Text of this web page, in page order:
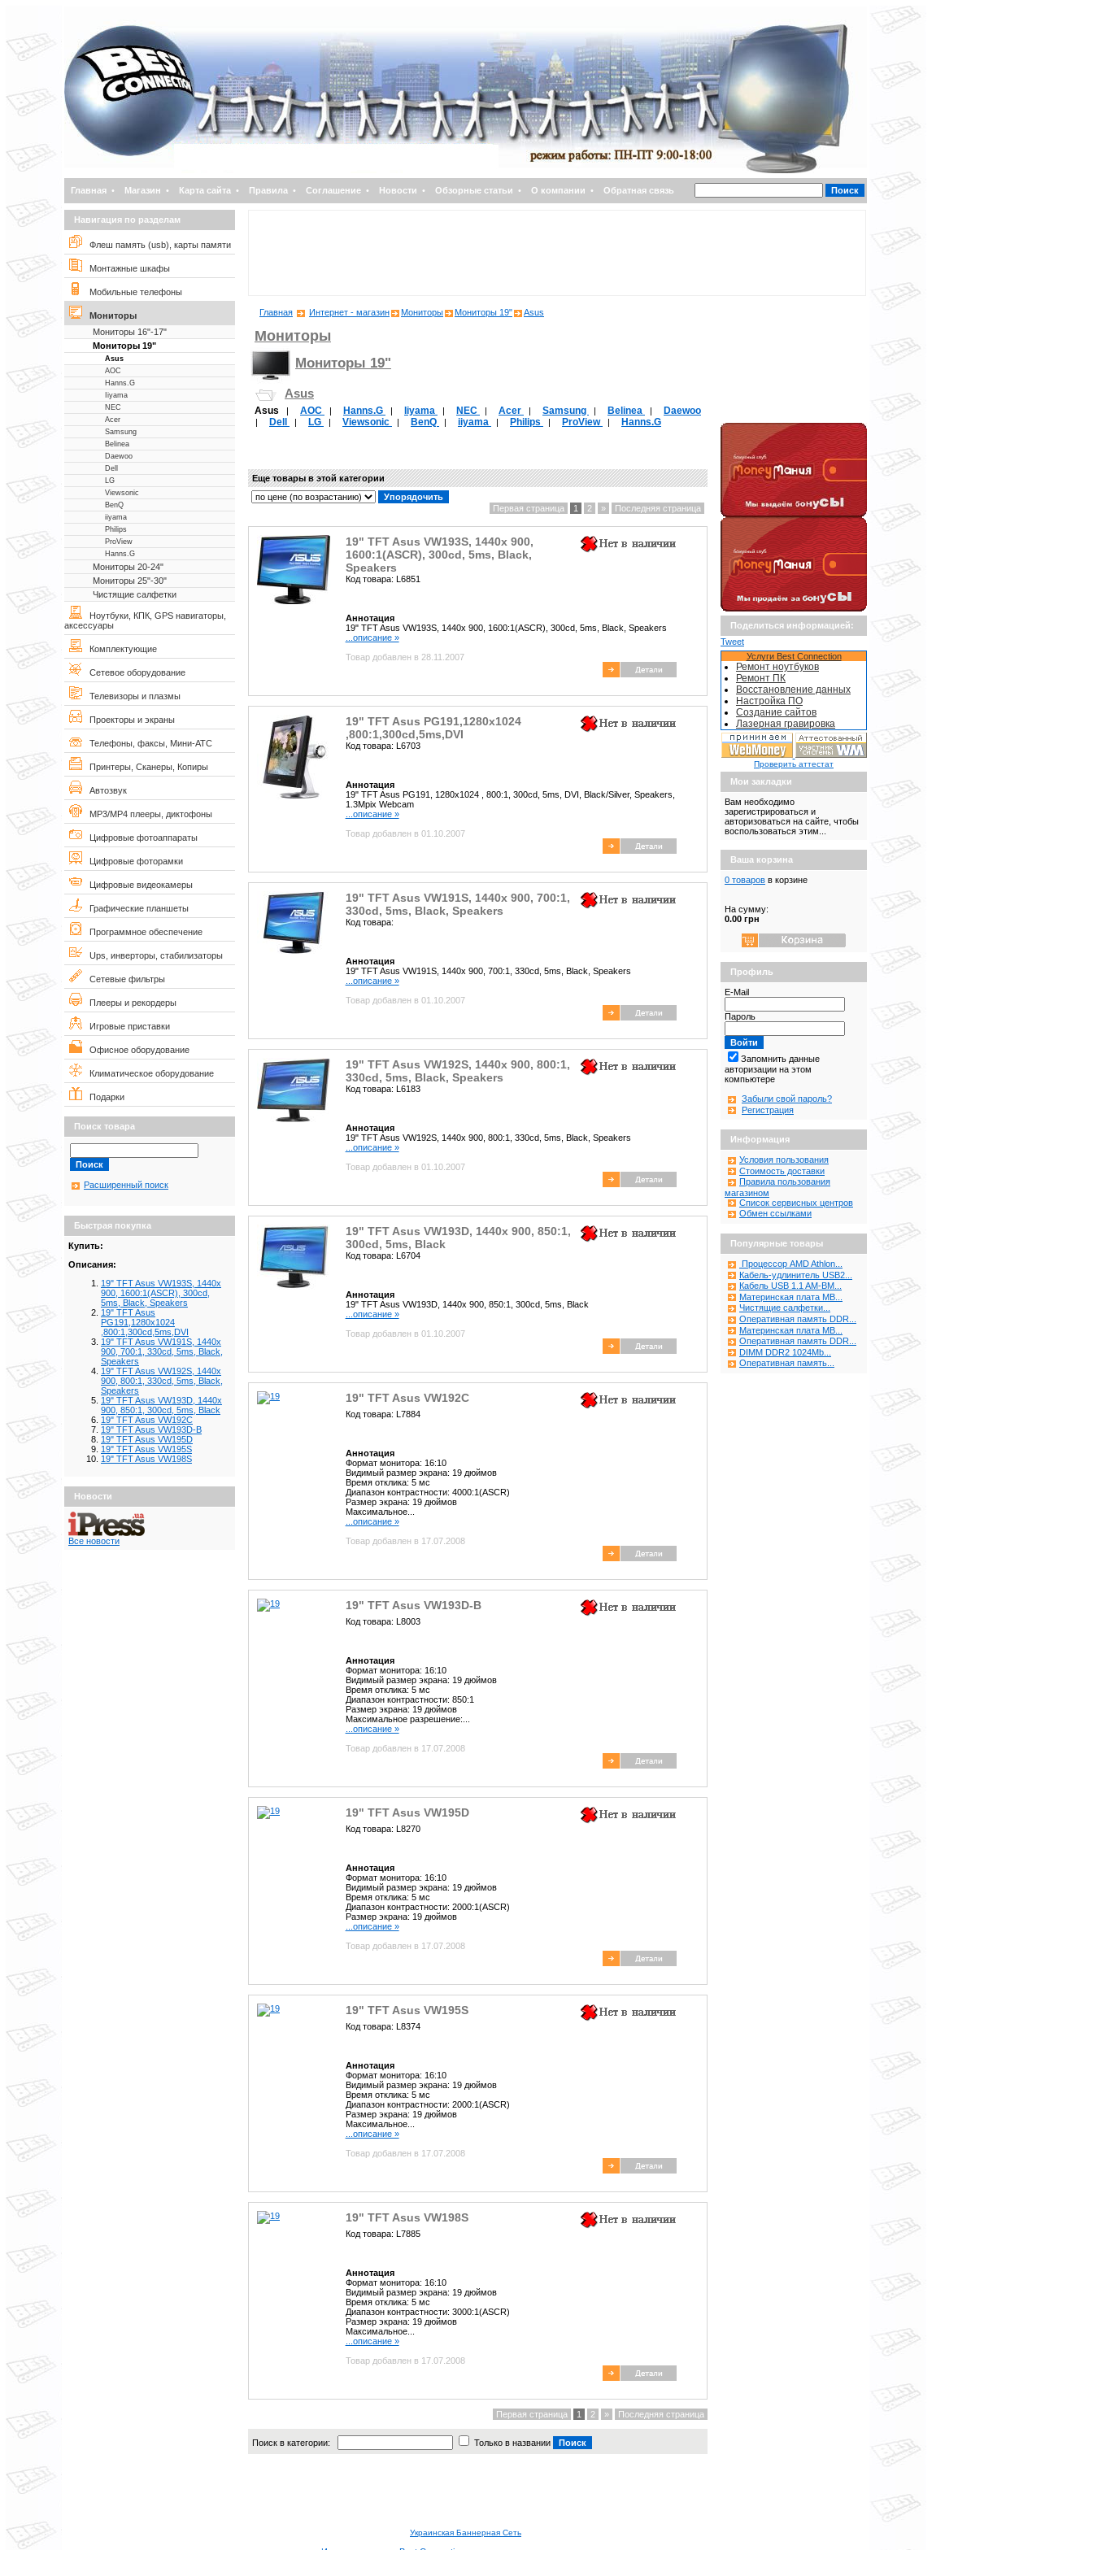
Главная • Магазин • Карта сайта • Правила • Соглашение • Новости • Обзорные статьи • О компании • Обратная связь
Навигация по разделам
Флеш память (usb), карты памяти
Монтажные шкафы
Мобильные телефоны
Мониторы
Мониторы 16"-17"
Мониторы 19"
Asus
AOC
Hanns.G
Iiyama
NEC
Acer
Samsung
Belinea
Daewoo
Dell
LG
Viewsonic
BenQ
iiyama
Philips
ProView
Hanns.G
Мониторы 20-24"
Мониторы 25"-30"
Чистящие салфетки
Ноутбуки, КПК, GPS навигаторы,
аксессуары
Комплектующие
Сетевое оборудование
Телевизоры и плазмы
Проекторы и экраны
Телефоны, факсы, Мини-АТС
Принтеры, Сканеры, Копиры
Автозвук
MP3/MP4 плееры, диктофоны
Цифровые фотоаппараты
Цифровые фоторамки
Цифровые видеокамеры
Графические планшеты
Программное обеспечение
Ups, инверторы, стабилизаторы
Сетевые фильтры
Плееры и рекордеры
Игровые приставки
Офисное оборудование
Климатическое оборудование
Подарки
Поиск товара
Расширенный поиск
Быстрая покупка
Купить:
Описания:
19" TFT Asus VW193S, 1440x
900, 1600:1(ASCR), 300cd,
5ms, Black, Speakers
19" TFT Asus
PG191,1280x1024
,800:1,300cd,5ms,DVI
19" TFT Asus VW191S, 1440x
900, 700:1, 330cd, 5ms, Black,
Speakers
19" TFT Asus VW192S, 1440x
900, 800:1, 330cd, 5ms, Black,
Speakers
19" TFT Asus VW193D, 1440x
900, 850:1, 300cd, 5ms, Black
19" TFT Asus VW192C
19" TFT Asus VW193D-B
19" TFT Asus VW195D
19" TFT Asus VW195S
19" TFT Asus VW198S
Новости
Все новости
Главная Интернет - магазин Мониторы Мониторы 19" Asus
Мониторы
Мониторы 19"
Asus
Asus | AOC | Hanns.G | Iiyama | NEC | Acer | Samsung | Belinea | Daewoo
| Dell | LG | Viewsonic | BenQ | iiyama | Philips | ProView | Hanns.G
Еще товары в этой категории
Первая страница 1 2 » Последняя страница
19" TFT Asus VW193S, 1440x 900,
1600:1(ASCR), 300cd, 5ms, Black,
Speakers
Код товара: L6851
Аннотация
19" TFT Asus VW193S, 1440x 900, 1600:1(ASCR), 300cd, 5ms, Black, Speakers
...описание »
Товар добавлен в 28.11.2007
19" TFT Asus PG191,1280x1024
,800:1,300cd,5ms,DVI
Код товара: L6703
Аннотация
19" TFT Asus PG191, 1280x1024 , 800:1, 300cd, 5ms, DVI, Black/Silver, Speakers,
1.3Mpix Webcam
...описание »
Товар добавлен в 01.10.2007
19" TFT Asus VW191S, 1440x 900, 700:1,
330cd, 5ms, Black, Speakers
Код товара:
Аннотация
19" TFT Asus VW191S, 1440x 900, 700:1, 330cd, 5ms, Black, Speakers
...описание »
Товар добавлен в 01.10.2007
19" TFT Asus VW192S, 1440x 900, 800:1,
330cd, 5ms, Black, Speakers
Код товара: L6183
Аннотация
19" TFT Asus VW192S, 1440x 900, 800:1, 330cd, 5ms, Black, Speakers
...описание »
Товар добавлен в 01.10.2007
19" TFT Asus VW193D, 1440x 900, 850:1,
300cd, 5ms, Black
Код товара: L6704
Аннотация
19" TFT Asus VW193D, 1440x 900, 850:1, 300cd, 5ms, Black
...описание »
Товар добавлен в 01.10.2007
19" TFT Asus VW192C
Код товара: L7884
Аннотация
Формат монитора: 16:10
Видимый размер экрана: 19 дюймов
Время отклика: 5 мс
Диапазон контрастности: 4000:1(ASCR)
Размер экрана: 19 дюймов
Максимальное...
...описание »
Товар добавлен в 17.07.2008
19" TFT Asus VW193D-B
Код товара: L8003
Аннотация
Формат монитора: 16:10
Видимый размер экрана: 19 дюймов
Время отклика: 5 мс
Диапазон контрастности: 850:1
Размер экрана: 19 дюймов
Максимальное разрешение:...
...описание »
Товар добавлен в 17.07.2008
19" TFT Asus VW195D
Код товара: L8270
Аннотация
Формат монитора: 16:10
Видимый размер экрана: 19 дюймов
Время отклика: 5 мс
Диапазон контрастности: 2000:1(ASCR)
Размер экрана: 19 дюймов
...описание »
Товар добавлен в 17.07.2008
19" TFT Asus VW195S
Код товара: L8374
Аннотация
Формат монитора: 16:10
Видимый размер экрана: 19 дюймов
Время отклика: 5 мс
Диапазон контрастности: 2000:1(ASCR)
Размер экрана: 19 дюймов
Максимальное...
...описание »
Товар добавлен в 17.07.2008
19" TFT Asus VW198S
Код товара: L7885
Аннотация
Формат монитора: 16:10
Видимый размер экрана: 19 дюймов
Время отклика: 5 мс
Диапазон контрастности: 3000:1(ASCR)
Размер экрана: 19 дюймов
Максимальное...
...описание »
Товар добавлен в 17.07.2008
Первая страница 1 2 » Последняя страница
Поиск в категории: Только в названии
Поделиться информацией:
Tweet
Услуги Best Connection
Ремонт ноутбуков
Ремонт ПК
Восстановление данных
Настройка ПО
Создание сайтов
Лазерная гравировка
Проверить аттестат
Мои закладки
Вам необходимо
зарегистрироваться и
авторизоваться на сайте, чтобы
воспользоваться этим...
Ваша корзина
0 товаров в корзине
На сумму:
0.00 грн
Профиль
E-Mail
Пароль
Запомнить данные
авторизации на этом
компьютере
Забыли свой пароль?
Регистрация
Информация
Условия пользования
Стоимость доставки
Правила пользования
магазином
Список сервисных центров
Обмен ссылками
Популярные товары
Процессор AMD Athlon...
Кабель-удлинитель USB2...
Кабель USB 1.1 AM-BM...
Материнская плата MB...
Чистящие салфетки...
Оперативная память DDR...
Материнская плата MB...
Оперативная память DDR...
DIMM DDR2 1024Mb...
Оперативная память...
Украинская Баннерная Сеть